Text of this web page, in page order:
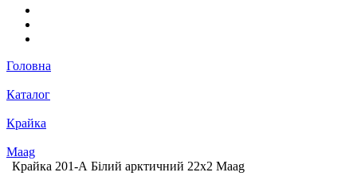
Головна
Каталог
Крайка
Maag
Крайка 201-А Білий арктичний 22х2 Maag